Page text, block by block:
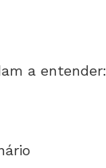
a entender: